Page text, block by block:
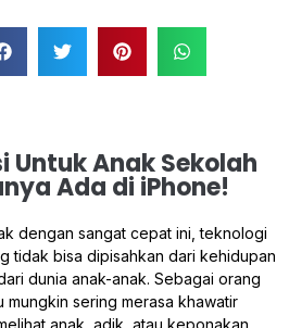
Untuk Anak Sekolah
Ada di iPhone!
dengan sangat cepat ini, teknologi
tidak bisa dipisahkan dari kehidupan
dunia anak-anak. Sebagai orang
mungkin sering merasa khawatir
anak, adik, atau keponakan